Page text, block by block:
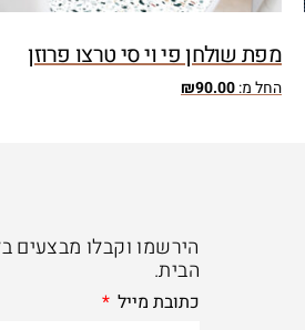
מפת שולחן פי וי סי טרצו פרוזן
החל מ: ₪90.00
הירשמו וקבלו מבצעים
הבית.
כתובת מייל